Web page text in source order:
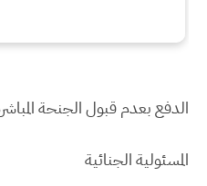
الدفع بعدم قبول الجنحة
المسئولية الجنائية